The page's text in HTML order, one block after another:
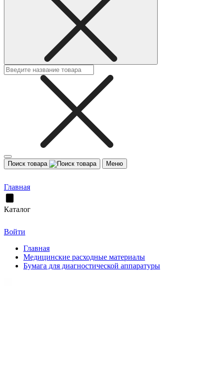
Поиск товара Меню
Главная
Каталог
Войти
Главная
Медицинские расходные материалы
Бумага для диагностической аппаратуры